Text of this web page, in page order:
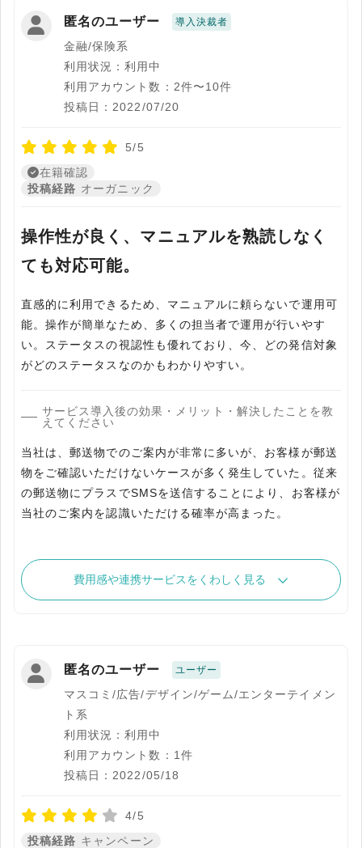
匿名のユーザー 導入決裁者
金融/保険系
利用状況：利用中
利用アカウント数：2件〜10件
投稿日：2022/07/20
5/5
在籍確認
投稿経路 オーガニック
操作性が良く、マニュアルを熟読しなく
ても対応可能。
直感的に利用できるため、マニュアルに頼らないで運用可
能。操作が簡単なため、多くの担当者で運用が行いやす
い。ステータスの視認性も優れており、今、どの発信対象
がどのステータスなのかもわかりやすい。
サービス導入後の効果・メリット・解決したことを教
えてください
当社は、郵送物でのご案内が非常に多いが、お客様が郵送
物をご確認いただけないケースが多く発生していた。従来
の郵送物にプラスでSMSを送信することにより、お客様が
当社のご案内を認識いただける確率が高まった。
費用感や連携サービスをくわしく見る
匿名のユーザー ユーザー
マスコミ/広告/デザイン/ゲーム/エンターテイメン
ト系
利用状況：利用中
利用アカウント数：1件
投稿日：2022/05/18
4/5
投稿経路 キャンペーン